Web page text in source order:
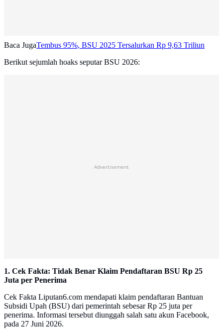
Baca JugaTembus 95%, BSU 2025 Tersalurkan Rp 9,63 Triliun
Berikut sejumlah hoaks seputar BSU 2026:
Advertisement
1. Cek Fakta: Tidak Benar Klaim Pendaftaran BSU Rp 25
Juta per Penerima
Cek Fakta Liputan6.com mendapati klaim pendaftaran Bantuan
Subsidi Upah (BSU) dari pemerintah sebesar Rp 25 juta per
penerima. Informasi tersebut diunggah salah satu akun Facebook,
pada 27 Juni 2026.